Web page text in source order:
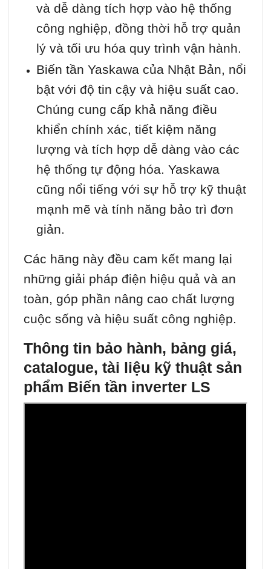
và dễ dàng tích hợp vào hệ thống
công nghiệp, đồng thời hỗ trợ quản
lý và tối ưu hóa quy trình vận hành.
Biến tần Yaskawa của Nhật Bản, nổi
bật với độ tin cậy và hiệu suất cao.
Chúng cung cấp khả năng điều
khiển chính xác, tiết kiệm năng
lượng và tích hợp dễ dàng vào các
hệ thống tự động hóa. Yaskawa
cũng nổi tiếng với sự hỗ trợ kỹ thuật
mạnh mẽ và tính năng bảo trì đơn
giản.
Các hãng này đều cam kết mang lại
những giải pháp điện hiệu quả và an
toàn, góp phần nâng cao chất lượng
cuộc sống và hiệu suất công nghiệp.
Thông tin bảo hành, bảng giá,
catalogue, tài liệu kỹ thuật sản
phẩm Biến tần inverter LS